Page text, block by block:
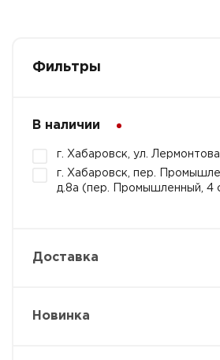
Фильтры
В наличии
г. Хабаровск, ул.
г. Хабаровск, пер.
д.8а (пер. Промышленный, 4
Доставка
Новинка